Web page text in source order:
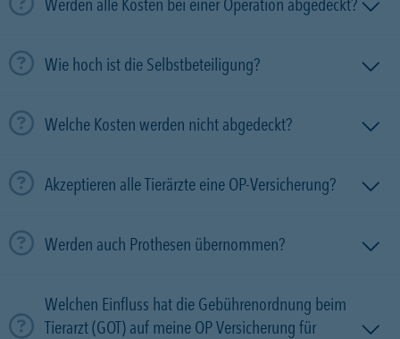
Werden alle Kosten bei einer Operation abgedeckt?
Wie hoch ist die Selbstbeteiligung?
Welche Kosten werden nicht abgedeckt?
Akzeptieren alle Tierärzte eine OP-Versicherung?
Werden auch Prothesen übernommen?
Welchen Einfluss hat die Gebührenordnung beim
Tierarzt (GOT) auf meine OP Versicherung für